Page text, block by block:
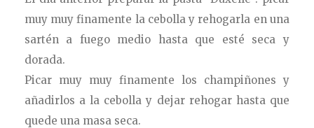
muy muy finamente la cebolla y rehogarla en una
sartén a fuego medio hasta que esté seca y
dorada.
Picar muy muy finamente los champiñonesy
añadirlos a la cebolla y dejar rehogar hasta que
quede una masa seca.